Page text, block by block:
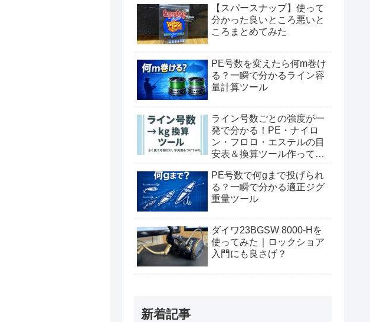
【スパースナップ】使って
分かった良いところ悪いと
ころまとめてみた
PE号数を変えたら何m巻け
る？一瞬で分かるライン容
量計算ツール
ライン号数ごとの強度が一
発で分かる！PE・ナイロ
ン・フロロ・エステルの目
安表＆換算ツール作ってみ
PE号数で何gまで投げられ
る？一瞬で分かる適正ジグ
重量ツール
ダイワ23BGSW 8000-Hを
使ってみた｜ロックショア
入門にも良さげ？
新着記事